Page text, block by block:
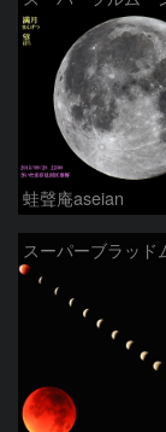
蛙聲庵aseian
スーパーブラッド